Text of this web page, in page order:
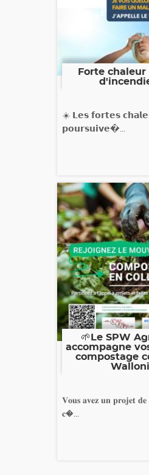
Forte
☀️ 𝗟𝗲𝘀 𝗳𝗼𝗿𝘁𝗲𝘀
𝗽𝗼𝘂𝗿𝘀𝘂𝗶𝘃𝗲�...
🌱Le SPW
accompagne
compostage
𝐕𝐨𝐮𝐬 𝐚𝐯𝐞𝐳 𝐮𝐧 𝐩𝐫𝐨𝐣𝐞𝐭
𝐜�...